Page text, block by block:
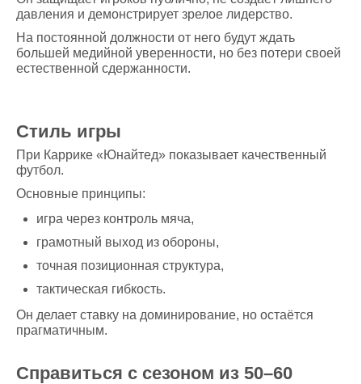
давления и демонстрирует зрелое лидерство.
На постоянной должности от него будут ждать
большей медийной уверенности, но без потери своей
естественной сдержанности.
Стиль игры
При Каррике «Юнайтед» показывает качественный
футбол.
Основные принципы:
игра через контроль мяча,
грамотный выход из обороны,
точная позиционная структура,
тактическая гибкость.
Он делает ставку на доминирование, но остаётся
прагматичным.
Справиться с сезоном из 50–60